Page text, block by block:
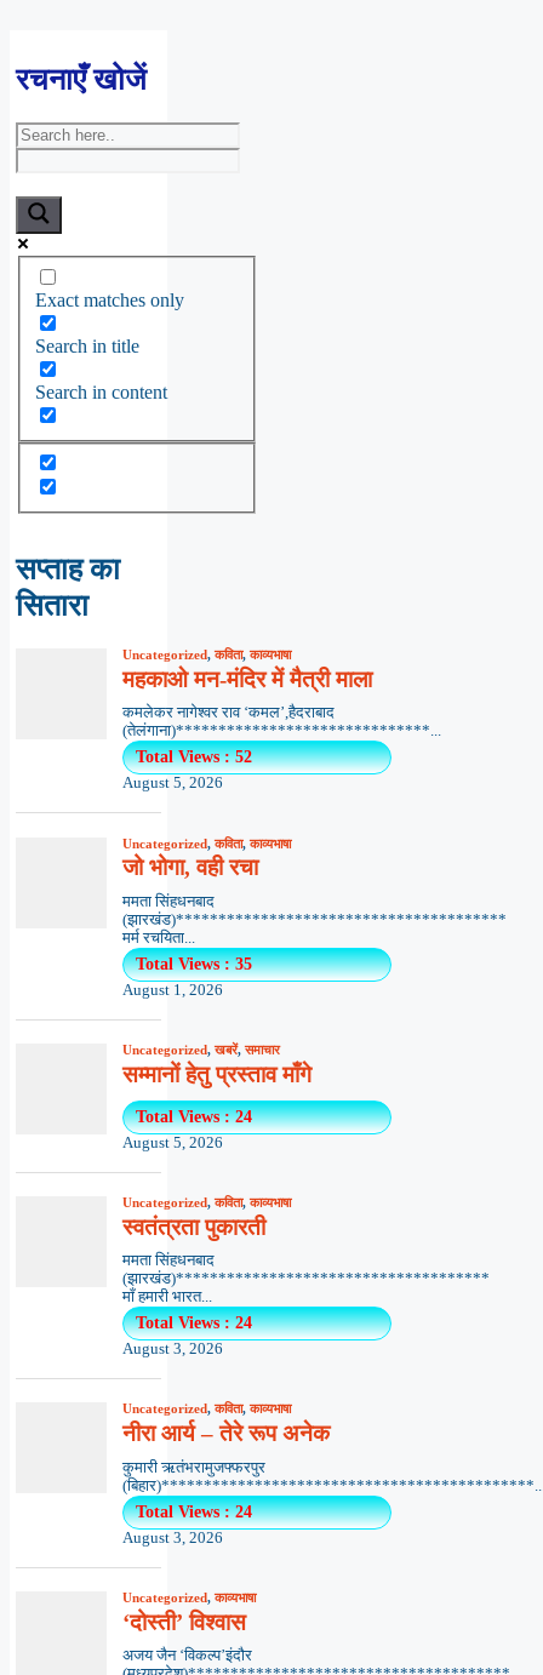
रचनाएँ खोजें
Exact matches only
Search in title
Search in content
सप्ताह का
सितारा
Uncategorized,कविता,काव्यभाषा
महकाओ मन-मंदिर में मैत्री माला
कमलेकर नागेश्वर राव ‘कमल’,हैदराबाद
(तेलंगाना)******************************...
Total Views : 52
August 5, 2026
Uncategorized,कविता,काव्यभाषा
जो भोगा, वही रचा
ममता सिंहधनबाद
(झारखंड)***************************************
मर्म रचयिता...
Total Views : 35
August 1, 2026
Uncategorized,खबरें,समाचार
सम्मानों हेतु प्रस्ताव माँगे
Total Views : 24
August 5, 2026
Uncategorized,कविता,काव्यभाषा
स्वतंत्रता पुकारती
ममता सिंहधनबाद
(झारखंड)*************************************
माँ हमारी भारत...
Total Views : 24
August 3, 2026
Uncategorized,कविता,काव्यभाषा
नीरा आर्य – तेरे रूप अनेक
कुमारी ऋतंभरामुजफ्फरपुर
Total Views : 24
August 3, 2026
Uncategorized,काव्यभाषा
‘दोस्ती’ विश्वास
अजय जैन ‘विकल्प’इंदौर